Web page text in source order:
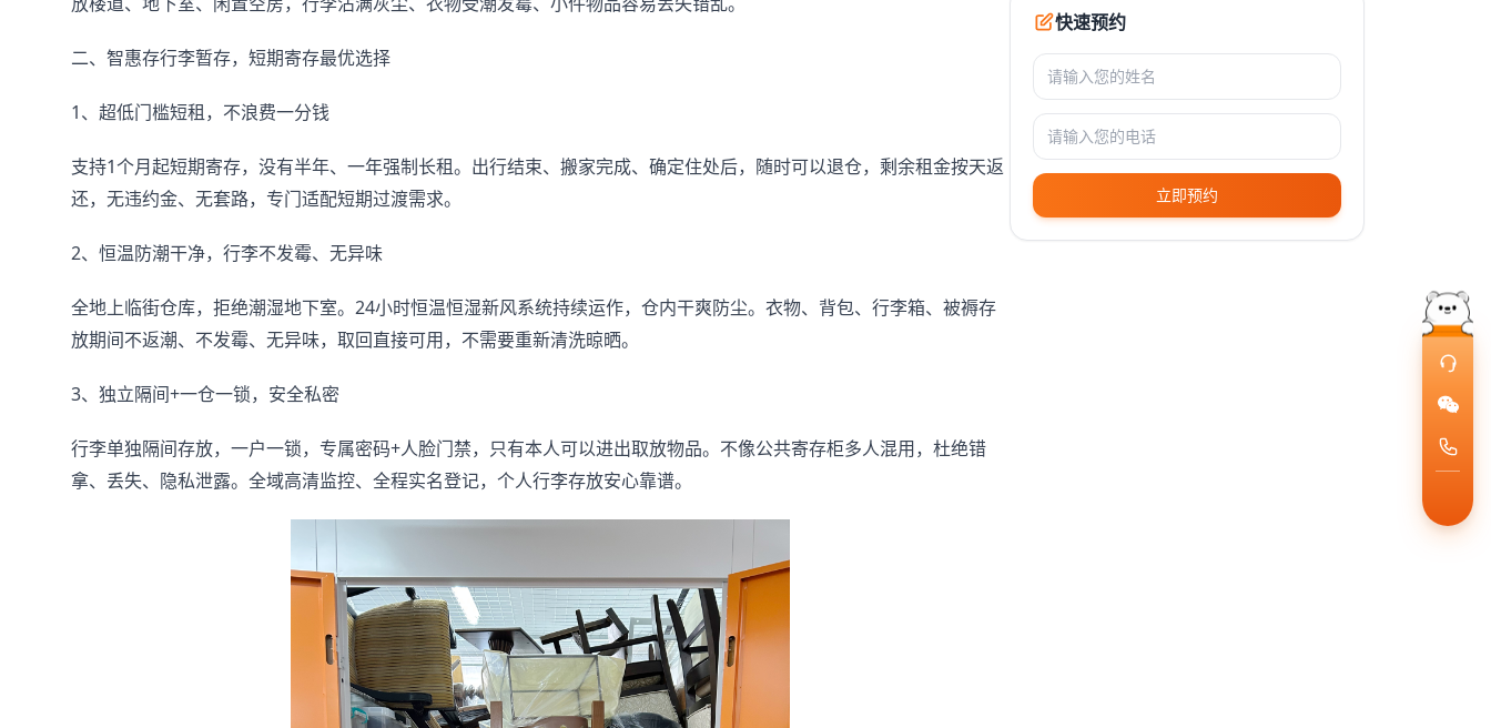
二、智惠存行李暂存，短期寄存最优选择
1、超低门槛短租，不浪费一分钱
支持1个月起短期寄存，没有半年、一年强制长租。出行结束、搬家完成、确定住处后，随时可以退仓，剩余租金按天返
还，无违约金、无套路，专门适配短期过渡需求。
2、恒温防潮干净，行李不发霉、无异味
全地上临街仓库，拒绝潮湿地下室。24小时恒温恒湿新风系统持续运作，仓内干爽防尘。衣物、背包、行李箱、被褥存
放期间不返潮、不发霉、无异味，取回直接可用，不需要重新清洗晾晒。
3、独立隔间+一仓一锁，安全私密
行李单独隔间存放，一户一锁，专属密码+人脸门禁，只有本人可以进出取放物品。不像公共寄存柜多人混用，杜绝错
拿、丢失、隐私泄露。全域高清监控、全程实名登记，个人行李存放安心靠谱。
快速预约
立即预约